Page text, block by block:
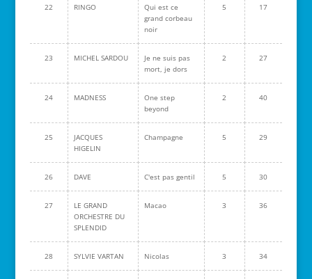
22 RINGO
Qui est ce
grand corbeau
noir
5 17
23 MICHEL SARDOU
Je ne suis pas
mort, je dors
2 27
24 MADNESS
One step
beyond
2 40
25
JACQUES
HIGELIN
Champagne 5 29
26 DAVE C'est pas gentil 5 30
27
LE GRAND
ORCHESTRE DU
SPLENDID
Macao 3 36
28 SYLVIE VARTAN Nicolas 3 34